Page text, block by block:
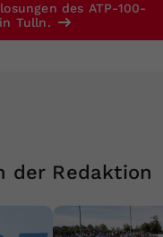
des ATP-100-
Tulln.
der Redaktion